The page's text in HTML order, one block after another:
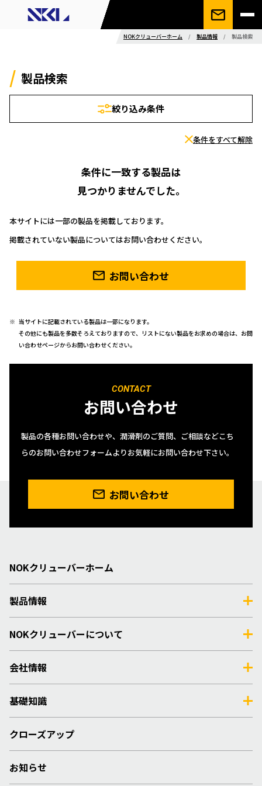
NOKクリューバーホーム / 製品情報 / 製品検索
製品検索
絞り込み条件
条件をすべて解除
条件に一致する製品は
見つかりませんでした。
本サイトには一部の製品を掲載しております。
掲載されていない製品についてはお問い合わせください。
お問い合わせ
当サイトに記載されている製品は一部になります。
その他にも製品を多数そろえておりますので、リストにない製品をお求めの場合は、お問
い合わせページからお問い合わせください。
CONTACT
お問い合わせ
製品の各種お問い合わせや、潤滑剤のご質問、ご相談などこち
らのお問い合わせフォームよりお気軽にお問い合わせ下さい。
お問い合わせ
NOKクリューバーホーム
製品情報
NOKクリューバーについて
会社情報
基礎知識
クローズアップ
お知らせ